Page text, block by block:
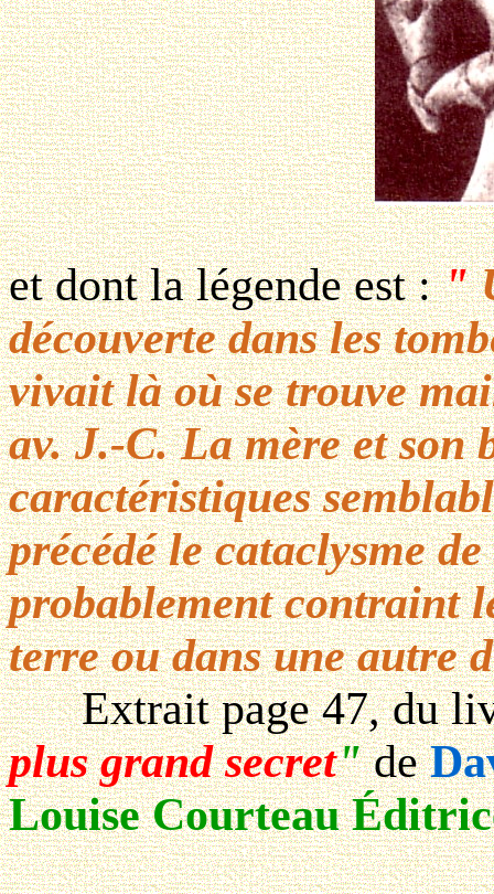
et dont la légende est :"
découverte dans les
vivait là où se trouve
av. J.-C. La mère et son
caractéristiques
précédé le cataclysme
probablement contraint
terre ou dans une autre
Extrait page 47, du
plus grand secret"de
Louise Courteau